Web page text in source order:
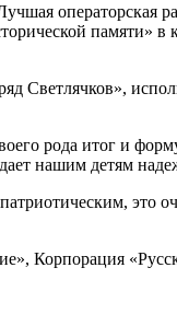
операторская
памяти»
Светлячков»,
рода итог и
нашим детям
это
Корпорация